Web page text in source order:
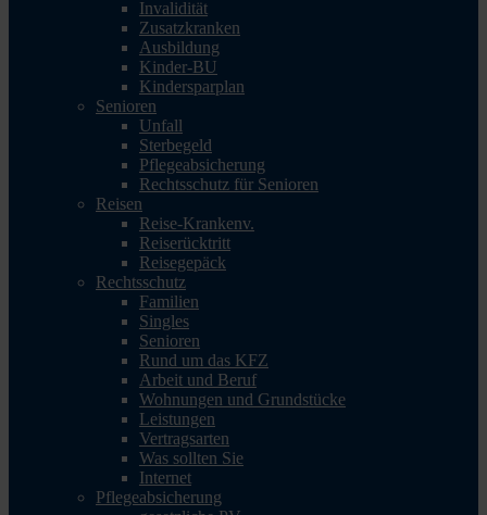
Invalidität
Zusatzkranken
Ausbildung
Kinder-BU
Kindersparplan
Senioren
Unfall
Sterbegeld
Pflegeabsicherung
Rechtsschutz für Senioren
Reisen
Reise-Krankenv.
Reiserücktritt
Reisegepäck
Rechtsschutz
Familien
Singles
Senioren
Rund um das KFZ
Arbeit und Beruf
Wohnungen und Grundstücke
Leistungen
Vertragsarten
Was sollten Sie
Internet
Pflegeabsicherung